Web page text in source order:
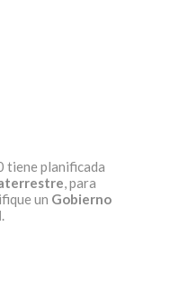
tiene planificada
, para
un Gobierno
.